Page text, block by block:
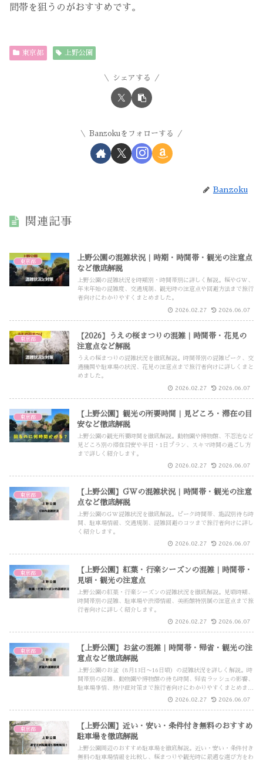
間帯を狙うのがおすすめです。
東京都 上野公園
シェアする
Banzokuをフォローする
Banzoku
関連記事
東京都
上野公園の混雑状況｜時期・時間帯・観光の注意点
など徹底解説
上野公園の混雑状況を時期別・時間帯別に詳しく解説。桜やGW、
年末年始の混雑度、交通規制、観光時の注意点や回避方法まで旅行
者向けにわかりやすくまとめました。
2026.02.27 2026.06.07
東京都
【2026】うえの桜まつりの混雑｜時間帯・花見の
注意点など解説
うえの桜まつりの混雑状況を徹底解説。時間帯別の混雑ピーク、交
通機関や駐車場の状況、花見の注意点まで旅行者向けに詳しくまと
めました。
2026.02.27 2026.06.07
東京都
【上野公園】観光の所要時間｜見どころ・滞在の目
安など徹底解説
上野公園の観光所要時間を徹底解説。動物園や博物館、不忍池など
見どころ別の滞在目安や半日・1日プラン、スキマ時間の過ごし方
まで詳しく紹介します。
2026.02.27 2026.06.07
東京都
【上野公園】GWの混雑状況｜時間帯・観光の注意
点など徹底解説
上野公園のGW混雑状況を徹底解説。ピーク時間帯、施設別待ち時
間、駐車場情報、交通規制、混雑回避のコツまで旅行者向けに詳し
く紹介します。
2026.02.27 2026.06.07
東京都
【上野公園】紅葉・行楽シーズンの混雑｜時間帯・
見頃・観光の注意点
上野公園の紅葉・行楽シーズンの混雑状況を徹底解説。見頃時期、
時間帯別の混雑、駐車場や渋滞情報、美術館特別展の注意点まで旅
行者向けに詳しく紹介します。
2026.02.27 2026.06.07
東京都
【上野公園】お盆の混雑｜時間帯・帰省・観光の注
意点など徹底解説
上野公園のお盆（8月13日〜16日頃）の混雑状況を詳しく解説。時
間帯別の混雑、動物園や博物館の待ち時間、帰省ラッシュの影響、
駐車場事情、熱中症対策まで旅行者向けにわかりやすくまとめまし
2026.02.27 2026.06.07
東京都
【上野公園】近い・安い・条件付き無料のおすすめ
駐車場を徹底解説
上野公園周辺のおすすめ駐車場を徹底解説。近い・安い・条件付き
無料の駐車場情報を比較し、桜まつりや観光時に最適な選び方をわ